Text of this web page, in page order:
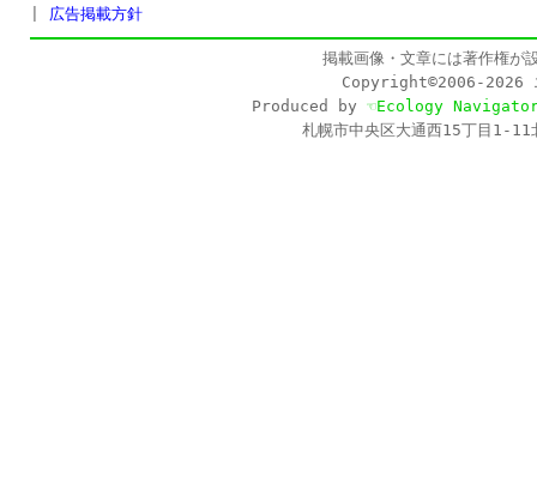
広告掲載方針
掲載画像・文章には著作権が
Copyright©2006-2026
Produced by ☜Ecology
札幌市中央区大通西15丁目1-